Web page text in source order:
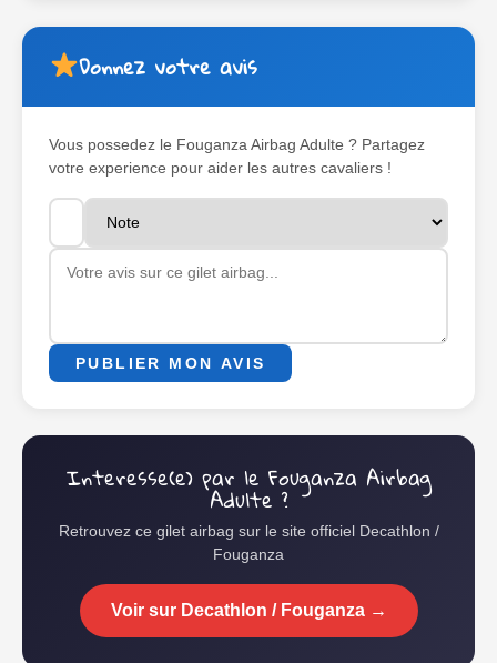
Donnez votre avis
Vous possedez le Fouganza Airbag Adulte ? Partagez
votre experience pour aider les autres cavaliers !
PUBLIER MON AVIS
Interesse(e) par le Fouganza Airbag
Adulte ?
Retrouvez ce gilet airbag sur le site officiel Decathlon /
Fouganza
Voir sur Decathlon / Fouganza →